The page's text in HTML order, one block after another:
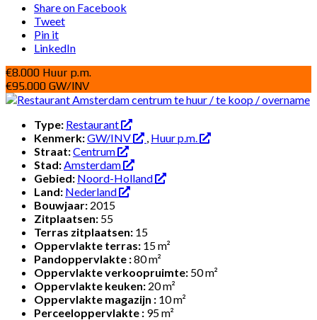
Share on Facebook
Tweet
Pin it
LinkedIn
€8.000 Huur p.m.
€95.000 GW/INV
Type: Restaurant
Kenmerk:GW/INV , Huur p.m.
Straat:Centrum
Stad:Amsterdam
Gebied: Noord-Holland
Land: Nederland
Bouwjaar: 2015
Zitplaatsen: 55
Terras zitplaatsen: 15
Oppervlakte terras: 15 m²
Pandoppervlakte :80 m²
Oppervlakte verkoopruimte: 50 m²
Oppervlakte keuken: 20 m²
Oppervlakte magazijn : 10 m²
Perceeloppervlakte : 95 m²